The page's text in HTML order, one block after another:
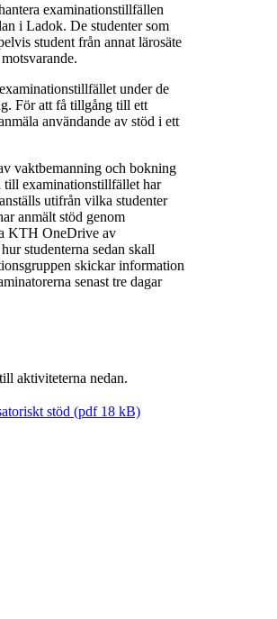
examinationstillfällen
i Ladok. De studenter som
student från annat lärosäte
under de
För att få tillgång till ett
användande av stöd i ett
vaktbemanning och bokning
till examinationstillfället har
utifrån vilka studenter
anmält stöd genom
KTH OneDrive av
studenterna sedan skall
skickar information
senast tre dagar
aktiviteterna nedan.
stöd (pdf 18 kB)